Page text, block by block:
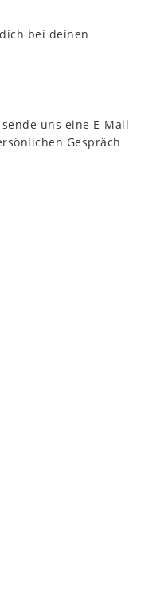
bei deinen
uns eine E-Mail
Gespräch